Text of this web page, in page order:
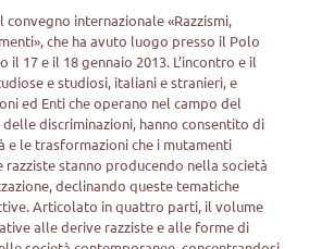
testo
internazionale «Razzismi,
che ha avuto luogo presso il Polo
17 e il 18 gennaio 2013. L’incontro e il
e studiosi, italiani e stranieri, e
ed Enti che operano nel campo del
discriminazioni, hanno consentito di
le trasformazioni che i mutamenti
razziste stanno producendo nella società
declinando queste tematiche
Articolato in quattro parti, il volume
alle derive razziste e alle forme di